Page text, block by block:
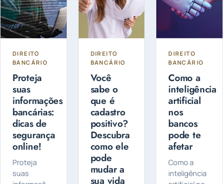
DIREITO
BANCÁRIO
Proteja
suas
informações
bancárias:
dicas de
segurança
online!
Proteja
suas
DIREITO
BANCÁRIO
Você
sabe o
que é
cadastro
positivo?
Descubra
como ele
pode
mudar a
sua vida
DIREITO
BANCÁRIO
Como a
inteligência
artificial
nos
bancos
pode te
afetar
Como a
inteligência